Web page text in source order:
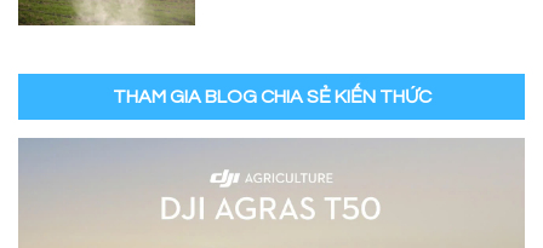
THAM GIA BLOG CHIA SẺ KIẾN THỨC